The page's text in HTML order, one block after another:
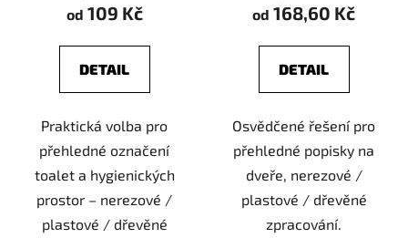
od 109 Kč
DETAIL
Praktická volba pro
přehledné označení
toalet a hygienických
prostor – nerezové /
plastové / dřevěné
od 168,60 Kč
DETAIL
Osvědčené řešení pro
přehledné popisky na
dveře, nerezové /
plastové / dřevěné
zpracování.